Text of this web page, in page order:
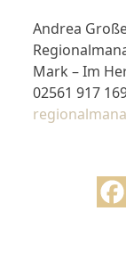
Andrea
Mark – Im
02561 917